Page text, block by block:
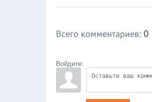
Всего комментариев: 0
Войдите: